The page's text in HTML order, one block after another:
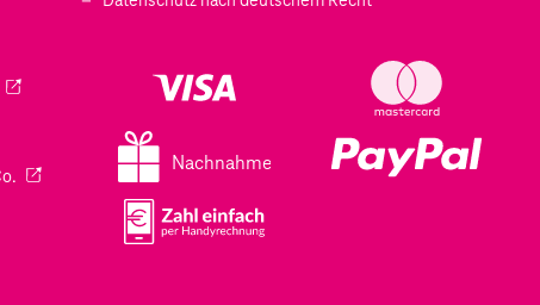
in einem neuen Tab geöffnet)
(Wird in einem neuen Tab geöffnet)
Nachnahme